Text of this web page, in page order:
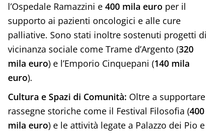
l’Ospedale Ramazzini e 400 mila euro per il
supporto ai pazienti oncologici e alle cure
palliative. Sono stati inoltre sostenuti progetti di
vicinanza sociale come Trame d’Argento (320
mila euro) e l’Emporio Cinquepani (140 mila
euro).
Cultura e Spazi di Comunità: Oltre a supportare
rassegne storiche come il Festival Filosofia (400
mila euro) e le attività legate a Palazzo dei Pio e